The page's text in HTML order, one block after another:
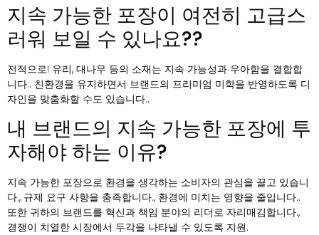
지속 가능한 포장이 여전히 고급스
러워 보일 수 있나요??
전적으로! 유리, 대나무 등의 소재는 지속 가능성과 우아함을 결합합
니다.. 친환경을 유지하면서 브랜드의 프리미엄 미학을 반영하도록 디
자인을 맞춤화할 수도 있습니다..
내 브랜드의 지속 가능한 포장에 투
자해야 하는 이유?
지속 가능한 포장으로 환경을 생각하는 소비자의 관심을 끌고 있습니
다., 규제 요구 사항을 충족합니다., 환경에 미치는 영향을 줄입니다..
또한 귀하의 브랜드를 혁신과 책임 분야의 리더로 자리매김합니다.,
경쟁이 치열한 시장에서 두각을 나타낼 수 있도록 지원.